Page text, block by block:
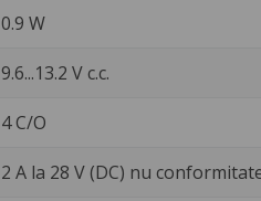
0.9 W
9.6...13.2 V c.c.
4 C/O
2 A la 28 V (DC) nu